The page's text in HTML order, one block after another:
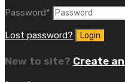
Password*
Lost password?
New to site? Create